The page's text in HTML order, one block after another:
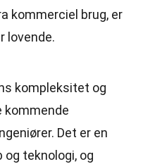
kommerciel brug, er
lovende.
kompleksitet og
kommende
Det er en
og teknologi, og